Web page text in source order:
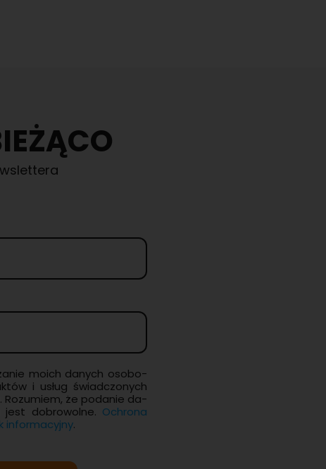
moich da­nych oso­bo­
i usług świad­czo­nych
Ro­zu­miem, że po­da­nie da­
do­bro­wol­ne. Ochro­na
in­for­ma­cyj­ny.